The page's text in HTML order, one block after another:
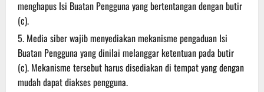
menghapus Isi Buatan Pengguna yang bertentangan dengan butir
(c).
Media siber wajib menyediakan mekanisme pengaduan Isi
Buatan Pengguna yang dinilai melanggar ketentuan pada butir
(c). Mekanisme tersebut harus disediakan di tempat yang dengan
mudah dapat diakses pengguna.